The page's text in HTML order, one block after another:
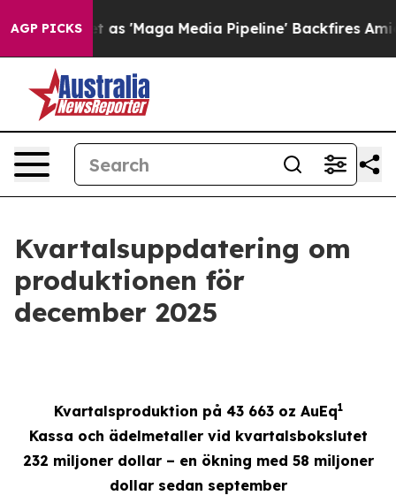
AGP PICKS
as 'Maga Media Pipeline' Backfires Amid Rumors
Kvartalsuppdatering om
produktionen för
december 2025
Kvartalsproduktion på 43 663 oz AuEq1
Kassa och ädelmetaller vid kvartalsbokslutet
232 miljoner dollar – en ökning med 58 miljoner
dollar sedan september